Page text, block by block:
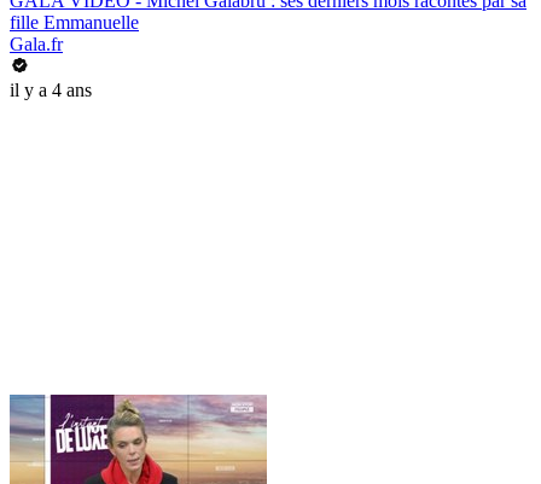
fille Emmanuelle
Gala.fr
il y a 4 ans